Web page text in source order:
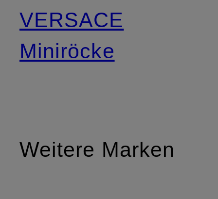
VERSACE
Miniröcke
Weitere Marken